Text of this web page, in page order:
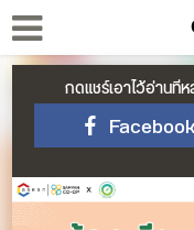
กดแชร์เอาไว้อ่านที
Facebook